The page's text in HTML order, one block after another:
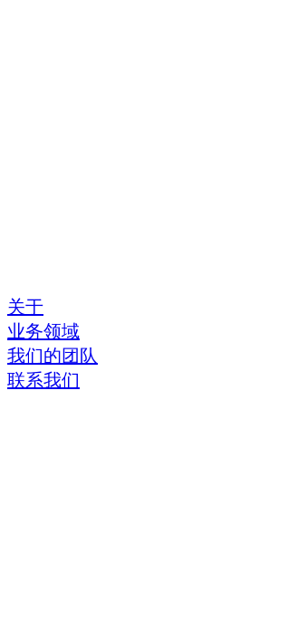
关于
业务领域
我们的团队
联系我们